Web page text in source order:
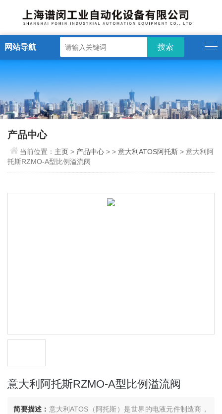
网站导航
产品中心
当前位置： 主页> 产品中心 > >意大利ATOS阿托斯 > 意大利阿
托斯RZMO-A型比例溢流阀
意大利阿托斯RZMO-A型比例溢流阀
简要描述： 意大利ATOS（阿托斯）是世界的电液元件制造商，